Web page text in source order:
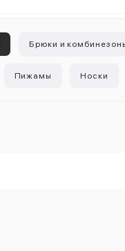
Брюки и
Пижамы Носки